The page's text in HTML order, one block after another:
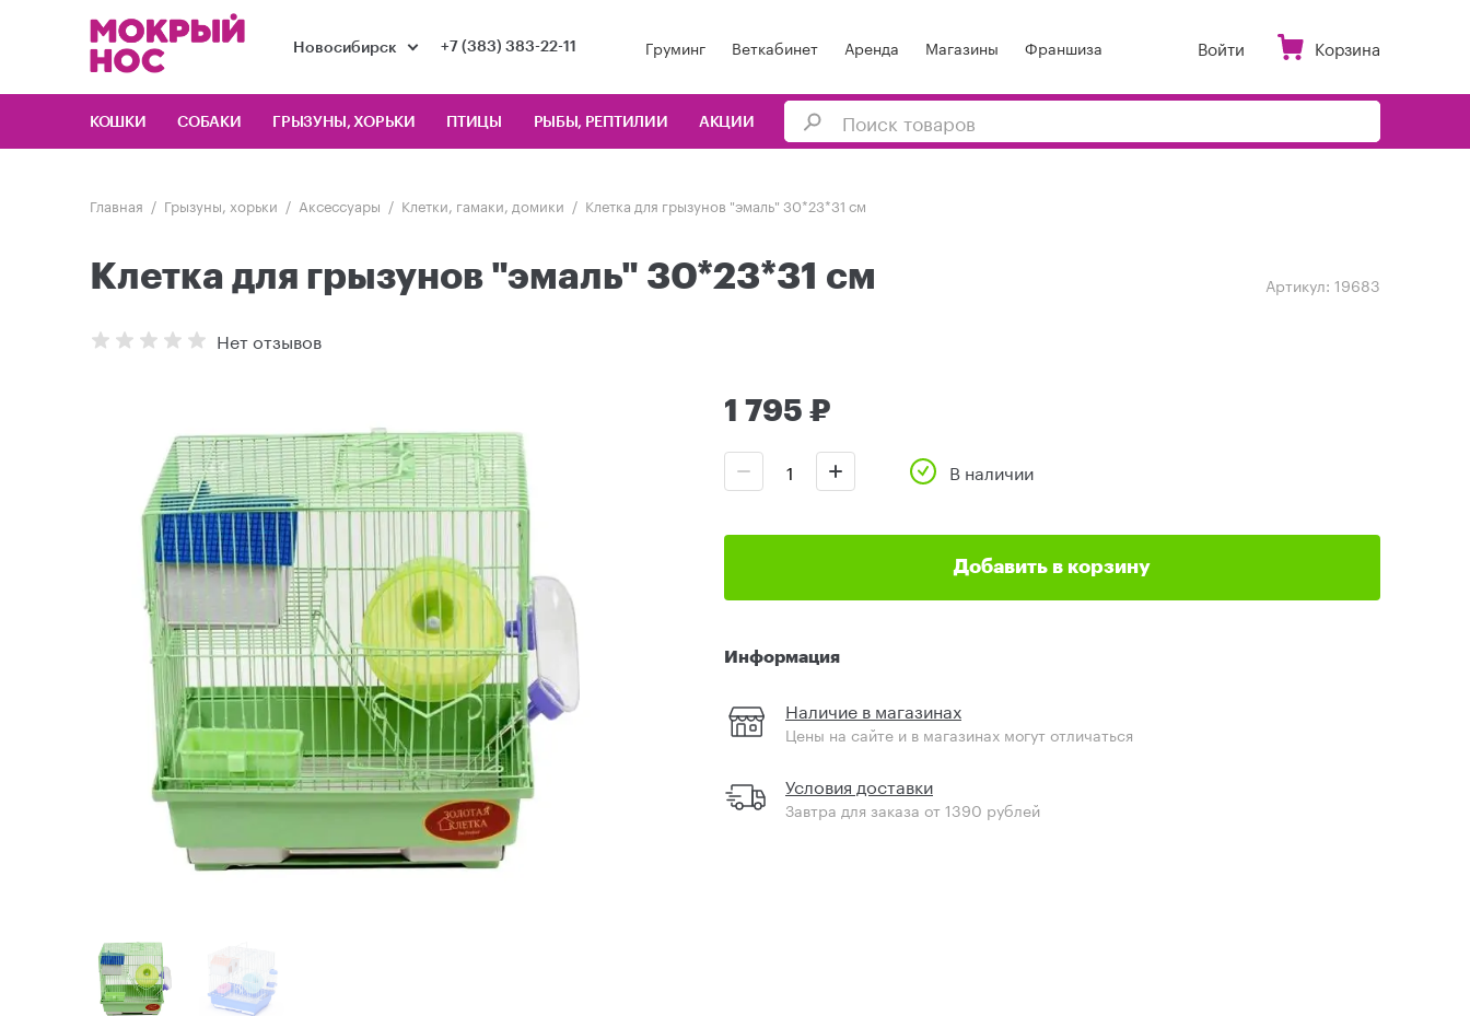
Новосибирск +7 (383) 383-22-11 Груминг Веткабинет Аренда Магазины Франшиза Войти Корзина
КОШКИ СОБАКИ ГРЫЗУНЫ, ХОРЬКИ ПТИЦЫ РЫБЫ, РЕПТИЛИИ АКЦИИ
Главная Грызуны, хорьки Аксессуары Клетки, гамаки, домики Клетка для грызунов "эмаль" 30*23*31 см
Клетка для грызунов "эмаль" 30*23*31 см Артикул: 19683
Нет отзывов
1 795 ₽
В наличии
Добавить в корзину
Информация
Наличие в магазинах
Цены на сайте и в магазинах могут отличаться
Условия доставки
Завтра для заказа от 1390 рублей